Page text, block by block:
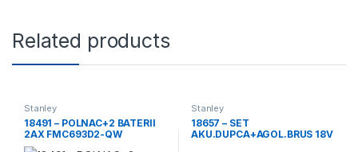
Related products
Stanley
18491 – POLNAC+2 BATERII
2AX FMC693D2-QW
Stanley
18657 – SET
AKU.DUPCA+AGOL.BRUS 18V